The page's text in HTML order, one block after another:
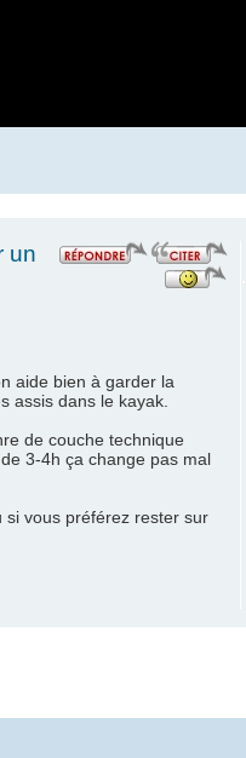
un
aide bien à garder la
assis dans le kayak.
de couche technique
3-4h ça change pas mal
si vous préférez rester sur